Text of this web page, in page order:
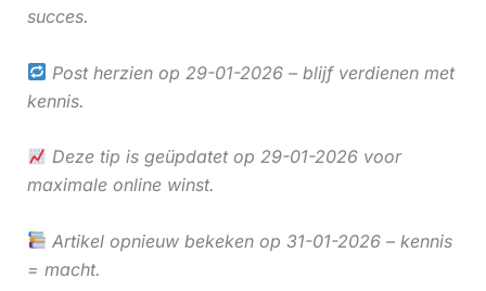
succes.
Post herzien op 29-01-2026 – blijf verdienen met
kennis.
Deze tip is geüpdatet op 29-01-2026 voor
maximale online winst.
Artikel opnieuw bekeken op 31-01-2026 – kennis
= macht.